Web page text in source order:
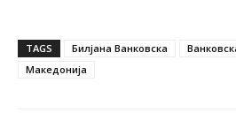
TAGS Билјана Ванковска
Македонија